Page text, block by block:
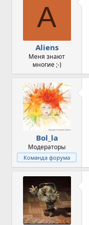
A
Aliens
Меня знают
многие ;-)
Bol_la
Модераторы
Команда форума